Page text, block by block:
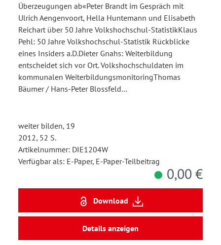
Überzeugungen ab«Peter Brandt im Gespräch mit
Ulrich Aengenvoort, Hella Huntemann und Elisabeth
Reichart über 50 Jahre Volkshochschul-StatistikKlaus
Pehl: 50 Jahre Volkshochschul-Statistik Rückblicke
eines Insiders a.D.Dieter Gnahs: Weiterbildung
entscheidet sich vor Ort. Volkshochschuldaten im
kommunalen WeiterbildungsmonitoringThomas
Bäumer / Hans-Peter Blossfeld…
weiter bilden, 19
2012, 52 S.
Artikelnummer: DIE1204W
Verfügbar als: E-Paper, E-Paper-Teilbeitrag
0,00 €
Download
Details anzeigen